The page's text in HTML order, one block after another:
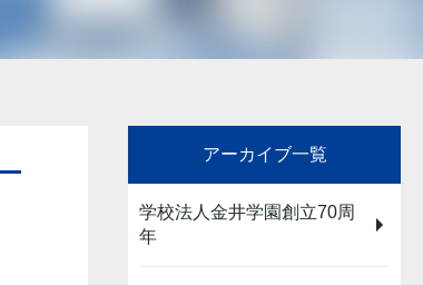
アーカイブ一覧
学校法人金井学園創立70周
年